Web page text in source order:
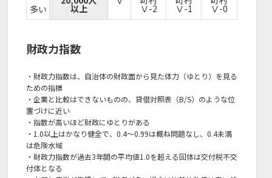
多い 以上 Ⅴ-2 Ⅴ-1 Ⅴ-0
財政力指数
・財政力指数は、自治体の財政面から見た体力（ゆとり）を見る
ための指標
・企業と比較はできないものの、貸借対照表（B/S）のような位
置づけに近い
・指数が高いほど財政にゆとりがある
・1.0以上はかなり健全で、0.4～0.99は概ね問題なし、0.4未満
は危険水域
・財政力指数が過去3年間の平均値1.0を超える回体は交付税不交
付体となる